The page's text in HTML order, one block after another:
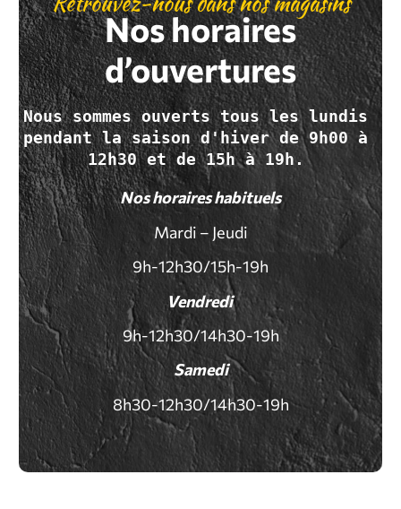
Nos horaires
d’ouvertures
Nous sommes ouverts tous les lundis
pendant la saison d'hiver de 9h00 à
12h30 et de 15h à 19h.
Nos horaires habituels
Mardi – Jeudi
9h-12h30/15h-19h
Vendredi
9h-12h30/14h30-19h
Samedi
8h30-12h30/14h30-19h